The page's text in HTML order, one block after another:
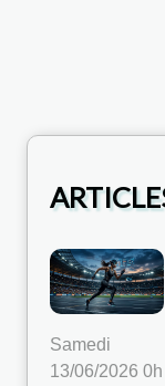
Samedi
13/06/2026 0h